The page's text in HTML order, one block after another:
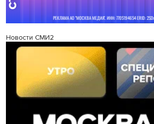
Новости СМИ2